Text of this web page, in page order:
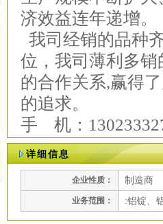
济效益连年递增。
我司经销的品种
位，我司薄利多
的合作关系,赢得
的追求。
手 机：
详细信息
企业性质： 制造商
业务范围： :铝锭、